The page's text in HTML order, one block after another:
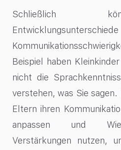
Schließlich
Beispiel haben
nicht die
verstehen, was Sie
Eltern ihren
anpassen und
Verstärkungen nutzen,